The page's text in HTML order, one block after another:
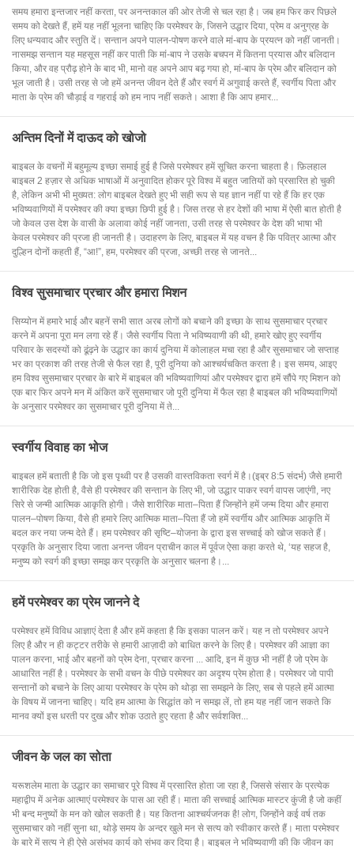
समय हमारा इन्तजार नहीं करता, पर अनन्तकाल की ओर तेजी से चल रहा है। जब हम फिर कर पिछले
समय को देखते हैं, हमें यह नहीं भूलना चाहिए कि परमेश्वर के, जिसने उद्धार दिया, प्रेम व अनुग्रह के
लिए धन्यवाद और स्तुति दें। सन्तान अपने पालन-पोषण करने वाले मां-बाप के प्रयत्न को नहीं जानती।
नासमझ सन्तान यह महसूस नहीं कर पाती कि मां-बाप ने उसके बचपन में कितना प्रयास और बलिदान
किया, और वह प्रौढ़ होने के बाद भी, मानो वह अपने आप बढ़ गया हो, मां-बाप के प्रेम और बलिदान को
भूल जाती है। उसी तरह से जो हमें अनन्त जीवन देते हैं और स्वर्ग में अगुवाई करते हैं, स्वर्गीय पिता और
माता के प्रेम की चौड़ाई व गहराई को हम नाप नहीं सकते। आशा है कि आप हमार...
अन्तिम दिनों में दाऊद को खोजो
बाइबल के वचनों में बहुमूल्य इच्छा समाई हुई है जिसे परमेश्वर हमें सूचित करना चाहता है। फ़िलहाल
बाइबल 2 हज़ार से अधिक भाषाओं में अनुवादित होकर पूरे विश्व में बहुत जातियों को प्रसारित हो चुकी
है, लेकिन अभी भी मुख्यत: लोग बाइबल देखते हुए भी सही रूप से यह ज्ञान नहीं पा रहे हैं कि हर एक
भविष्यवाणियों में परमेश्वर की क्या इच्छा छिपी हुई है। जिस तरह से हर देशों की भाषा में ऐसी बात होती है
जो केवल उस देश के वासी के अलावा कोई नहीं जानता, उसी तरह से परमेश्वर के देश की भाषा भी
केवल परमेश्वर की प्रजा ही जानती है। उदाहरण के लिए, बाइबल में यह वचन है कि पवित्र आत्मा और
दुल्हिन दोनों कहती हैं, “आ!”, हम, परमेश्वर की प्रजा, अच्छी तरह से जानते...
विश्व सुसमाचार प्रचार और हमारा मिशन
सिय्योन में हमारे भाई और बहनें सभी सात अरब लोगों को बचाने की इच्छा के साथ सुसमाचार प्रचार
करने में अपना पूरा मन लगा रहे हैं। जैसे स्वर्गीय पिता ने भविष्यवाणी की थी, हमारे खोए हुए स्वर्गीय
परिवार के सदस्यों को ढूंढ़ने के उद्धार का कार्य दुनिया में कोलाहल मचा रहा है और सुसमाचार जो सप्ताह
भर का प्रकाश की तरह तेजी से फैल रहा है, पूरी दुनिया को आश्चर्यचकित करता है। इस समय, आइए
हम विश्व सुसमाचार प्रचार के बारे में बाइबल की भविष्यवाणियां और परमेश्वर द्वारा हमें सौंपे गए मिशन को
एक बार फिर अपने मन में अंकित करें सुसमाचार जो पूरी दुनिया में फैल रहा है बाइबल की भविष्यवाणियों
के अनुसार परमेश्वर का सुसमाचार पूरी दुनिया में ते...
स्वर्गीय विवाह का भोज
बाइबल हमें बताती है कि जो इस पृथ्वी पर है उसकी वास्तविकता स्वर्ग में है।(इब्र 8:5 संदर्भ) जैसे हमारी
शारीरिक देह होती है, वैसे ही परमेश्वर की सन्तान के लिए भी, जो उद्धार पाकर स्वर्ग वापस जाएंगी, नए
सिरे से जन्मी आत्मिक आकृति होगी। जैसे शारीरिक माता–पिता हैं जिन्होंने हमें जन्म दिया और हमारा
पालन–पोषण किया, वैसे ही हमारे लिए आत्मिक माता–पिता हैं जो हमें स्वर्गीय और आत्मिक आकृति में
बदल कर नया जन्म देते हैं। हम परमेश्वर की सृष्टि–योजना के द्वारा इस सच्चाई को खोज सकते हैं।
प्रकृति के अनुसार दिया जाता अनन्त जीवन प्राचीन काल में पूर्वज ऐसा कहा करते थे, ‘यह सहज है,
मनुष्य को स्वर्ग की इच्छा समझ कर प्रकृति के अनुसार चलना है।...
हमें परमेश्वर का प्रेम जानने दे
परमेश्वर हमें विविध आज्ञाएं देता है और हमें कहता है कि इसका पालन करें। यह न तो परमेश्वर अपने
लिए है और न ही कट्टर तरीके से हमारी आज़ादी को बाधित करने के लिए है। परमेश्वर की आज्ञा का
पालन करना, भाई और बहनों को प्रेम देना, प्रचार करना ... आदि, इन में कुछ भी नहीं है जो प्रेम के
आधारित नहीं है। परमेश्वर के सभी वचन के पीछे परमेश्वर का अदृश्य प्रेम होता है। परमेश्वर जो पापी
सन्तानों को बचाने के लिए आया परमेश्वर के प्रेम को थोड़ा सा समझने के लिए, सब से पहले हमें आत्मा
के विषय में जानना चाहिए। यदि हम आत्मा के सिद्धांत को न समझ लें, तो हम यह नहीं जान सकते कि
मानव क्यों इस धरती पर दुख और शोक उठाते हुए रहता है और सर्वशक्ति...
जीवन के जल का सोता
यरूशलेम माता के उद्धार का समाचार पूरे विश्व में प्रसारित होता जा रहा है, जिससे संसार के प्रत्येक
महाद्वीप में अनेक आत्माएं परमेश्वर के पास आ रही हैं। माता की सच्चाई आत्मिक मास्टर कुंजी है जो कहीं
भी बन्द मनुष्यों के मन को खोल सकती है। यह कितना आश्चर्यजनक है! लोग, जिन्होंने कई वर्ष तक
सुसमाचार को नहीं सुना था, थोड़े समय के अन्दर खुले मन से सत्य को स्वीकार करते हैं। माता परमेश्वर
के बारे में सत्य ने ही ऐसे असंभव कार्य को संभव कर दिया है। बाइबल ने भविष्यवाणी की कि जीवन का